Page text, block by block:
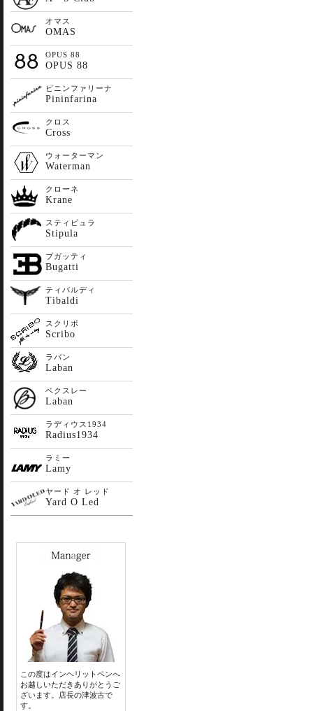
オマス
OMAS
OPUS 88
OPUS 88
ピニンファリーナ
Pininfarina
クロス
Cross
ウォーターマン
Waterman
クローネ
Krane
スティピュラ
Stipula
ブガッティ
Bugatti
ティバルディ
Tibaldi
スクリボ
Scribo
ラバン
Laban
ベクスレー
Laban
ラディウス1934
Radius1934
ラミー
Lamy
ヤード オ レッド
Yard O Led
この度はインヘリットペンへ
お越しいただきありがとうご
ざいます。店長の津波古で
す。